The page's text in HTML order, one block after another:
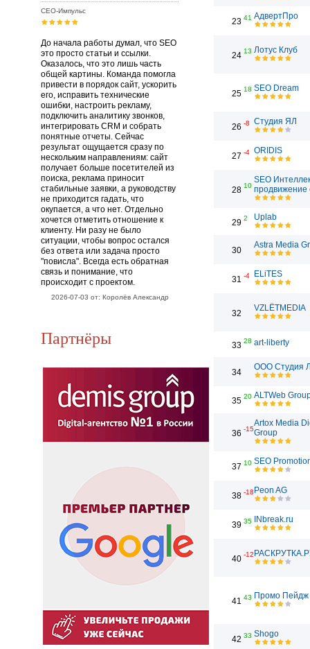
СЕО-Импульс
До начала работы думал, что SEO
это просто статьи и ссылки.
Оказалось, что это лишь часть
общей картины. Команда помогла
привести в порядок сайт, ускорить
его, исправить технические
ошибки, настроить рекламу,
подключить аналитику звонков,
интегрировать CRM и собрать
понятные отчеты. Сейчас
результат ощущается сразу по
нескольким направлениям: сайт
получает больше посетителей из
поиска, реклама приносит
стабильные заявки, а руководству
не приходится гадать, что
окупается, а что нет. Отдельно
хочется отметить отношение к
клиенту. Ни разу не было
ситуации, чтобы вопрос остался
без ответа или задача просто
"повисла". Всегда есть обратная
связь и понимание, что
происходит с проектом.
2026-07-03 от: Королёв Александр
Партнёры
23 41 АдвертПро
24 13 Лотус Клуб
25 18 SEO Dream
26 -8 Студия ЯЛ
27 -4 ORIDIS
28 10
SEO
продвижение
29 2 Uplab
30
Astra Media
31 -4 ELiTES
32
VZLЁTMEDIA
33 28 art-liberty
34
ООО Студия
35 20 ALTWeb
36 -15
Artox Media
Group
37 10 SEO
38 -18 Peon AG
39 35 INbreak.ru
40 -12
41 43 Промо Пейдж
42 33 Shogo